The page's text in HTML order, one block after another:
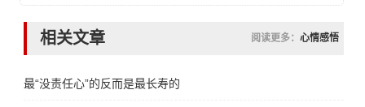
相关文章 阅读更多： 心情感悟
最“没责任心”的反而是最长寿的